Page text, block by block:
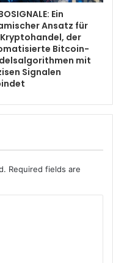
Ein
Ansatz für
der
Bitcoin-
mit
Signalen
Required fields are